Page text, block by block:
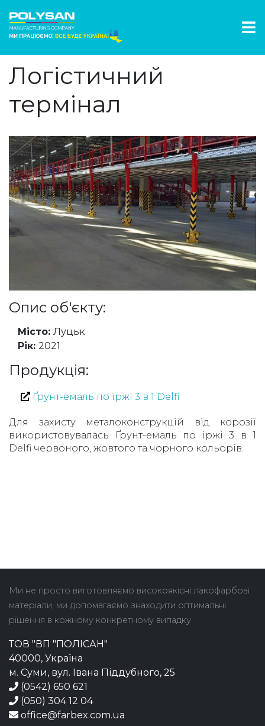
Логістичний
термінал
Опис об'єкту:
Місто: Луцьк
Рік: 2021
Продукція:
Ґрунт-емаль по іржі 3 в 1 Delfi
Для захисту металоконструкцій від корозії
використовувалась Ґрунт-емаль по іржі 3 в 1
Delfi червоного, жовтого та чорного кольорів.
Ми не просто виготовляємо високоякісні лакофарбові
матеріали, ми допомагаємо знаходити оптимальні
рішення в кожному конкретному випадку.
ТОВ "ВП "ПОЛІСАН"
40000, Україна
м. Суми, вул. Івана Піддубного, 25
(0542) 650 621
(050) 304 12 04
office@farbex.com.ua